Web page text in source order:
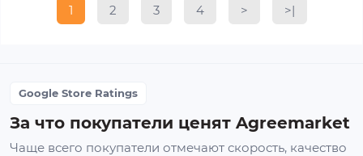
1 2 3 4 > >|
Google Store Ratings
За что покупатели ценят Agreemarket
Чаще всего покупатели отмечают скорость, качество